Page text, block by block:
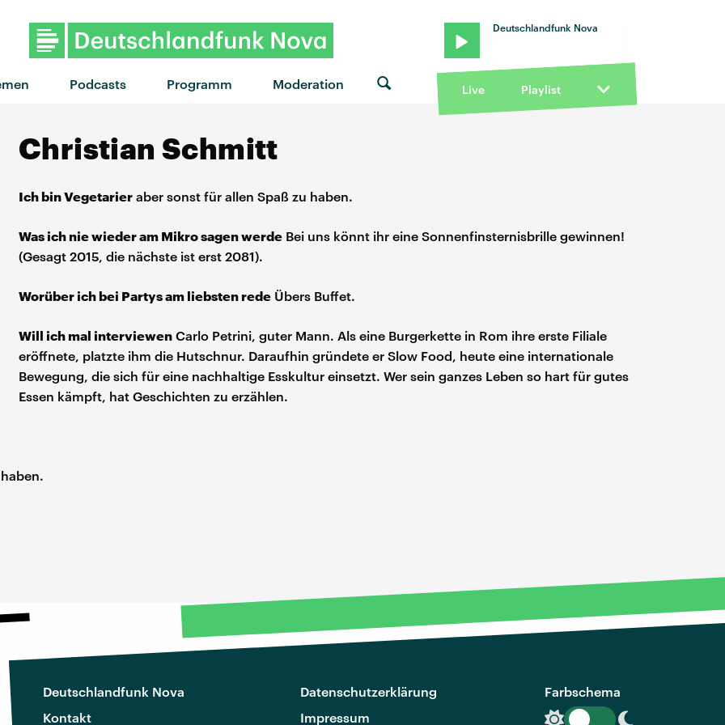
Podcasts Programm Moderation
Deutschlandfunk Nova
Live Playlist
Christian Schmitt
Ich binVegetarier aber sonst für allen Spaß zu haben.
Was ich nie wieder am Mikro sagen werde Bei uns könnt ihr eine Sonnenfinsternisbrille gewinnen!
(Gesagt 2015, die nächste ist erst 2081).
Worüber ich bei Partys am liebsten rede Übers Buffet.
Will ich mal interviewen Carlo Petrini, guter Mann. Als eine Burgerkette in Rom ihre erste Filiale
eröffnete, platzte ihm die Hutschnur. Daraufhin gründete er Slow Food, heute eine internationale
Bewegung, die sich für eine nachhaltige Esskultur einsetzt. Wer sein ganzes Leben so hart für gutes
Essen kämpft, hat Geschichten zu erzählen.
Deutschlandfunk Nova
Kontakt
Datenschutzerklärung
Impressum
Farbschema